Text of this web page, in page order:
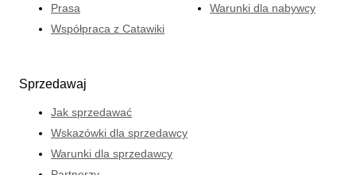
Prasa
Współpraca z Catawiki
Warunki dla nabywcy
Sprzedawaj
Jak sprzedawać
Wskazówki dla sprzedawcy
Warunki dla sprzedawcy